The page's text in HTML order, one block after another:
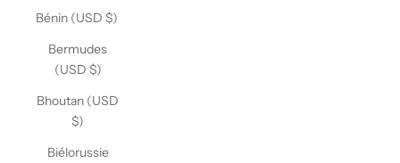
Bénin (USD $)
Bermudes
(USD $)
Bhoutan (USD
$)
Biélorussie